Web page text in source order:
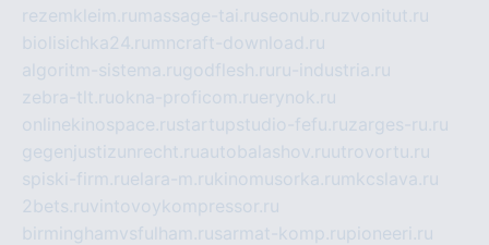
rezemkleim.ru massage-tai.ruseonub.ruzvonitut.ru
biolisichka24.ru mncraft-download.ru
algoritm-sistema.rugodflesh.ru ru-industria.ru
zebra-tlt.ruokna-proficom.ruerynok.ru
onlinekinospace.rustartupstudio-fefu.ruzarges-ru.ru
gegenjustizunrecht.ruautobalashov.ruutrovortu.ru
spiski-firm.ruelara-m.rukinomusorka.ru mkcslava.ru
2bets.ruvintovoykompressor.ru
birminghamvsfulham.rusarmat-komp.rupioneeri.ru